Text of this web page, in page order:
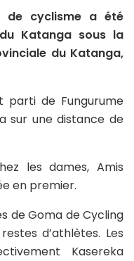
de cyclisme a été
Katanga sous la
du Katanga,
parti de Fungurume
sur une distance de
les dames, Amis
en premier.
de Goma de Cycling
d’athlètes. Les
Kasereka